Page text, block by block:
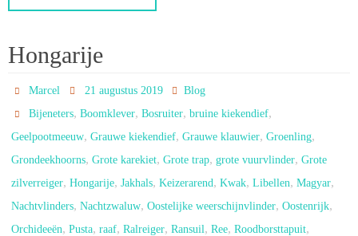
Hongarije
Marcel 21 augustus 2019
Blog
Bijeneters,Boomklever,Bosruiter,bruine kiekendief,
Geelpootmeeuw, Grauwe kiekendief, Grauwe klauwier, Groenling,
Grondeekhoorns, Grote karekiet, Grote trap, grote vuurvlinder, Grote
zilverreiger, Hongarije, Jakhals, Keizerarend , Kwak, Libellen, Magyar,
Nachtvlinders, Nachtzwaluw, Oostelijke weerschijnvlinder, Oostenrijk,
Orchideeën, Pusta, raaf, Ralreiger, Ransuil , Ree, Roodborsttapuit,